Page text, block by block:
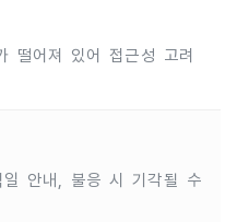
떨어져 있어 접근성 고려
일 안내, 불응 시 기각될 수